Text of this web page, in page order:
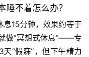
睡不着怎么办？
息15分钟，效果约等于
做“冥想式休息”——专
“假寐”，但下午精力